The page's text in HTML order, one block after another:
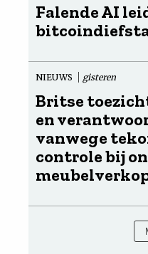
Falende AI
NIEUWS gisteren
Britse
en
vanwege
controle bij